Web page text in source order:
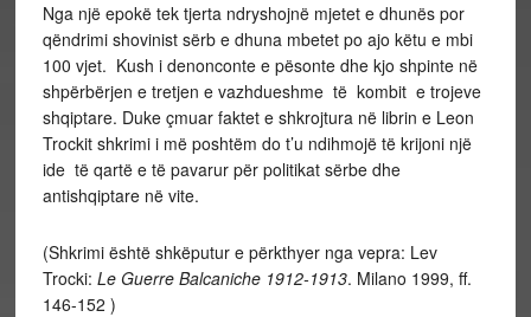
Nga një epokë tek tjerta ndryshojnë mjetet e dhunës por
qëndrimi shovinist sërb e dhuna mbetet po ajo këtu e mbi
100 vjet. Kush i denonconte e pësonte dhe kjo shpinte në
shpërbërjen e tretjen e vazhdueshme të kombit e trojeve
shqiptare. Duke çmuar faktet e shkrojtura në librin e Leon
Trockit shkrimi i më poshtëm do t’u ndihmojë të krijoni një
ide të qartë e të pavarur për politikat sërbe dhe
antishqiptare në vite.
(Shkrimi është shkëputur e përkthyer nga vepra: Lev
Trocki: Le Guerre Balcaniche 1912-1913. Milano 1999, ff.
146-152 )